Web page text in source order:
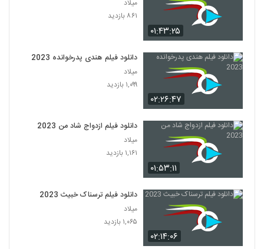
۰۱:۴۳:۲۵
میلاد
۸۶۱ بازدید
۰۲:۲۶:۴۷
دانلود فیلم هندی پدرخوانده 2023
میلاد
۱,۰۹۹ بازدید
۰۱:۵۳:۱۱
دانلود فیلم ازدواج شاد من 2023
میلاد
۱,۱۶۱ بازدید
۰۲:۱۴:۰۶
دانلود فیلم ترسناک خبیث 2023
میلاد
۱,۰۶۵ بازدید